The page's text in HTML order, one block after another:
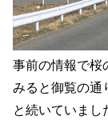
事前の情報で桜
みると御覧の通
と続いていまし